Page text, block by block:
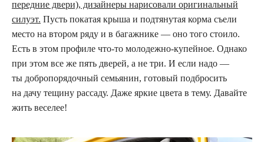
передние двери), дизайнеры нарисовали оригинальный
силуэт. Пусть покатая крыша и подтянутая корма съели
место на втором ряду и в багажнике — оно того стоило.
Есть в этом профиле что-то молодежно-купейное. Однако
при этом все же пять дверей, а не три. И если надо —
ты добропорядочный семьянин, готовый подбросить
на дачу тещину рассаду. Даже яркие цвета в тему. Давайте
жить веселее!